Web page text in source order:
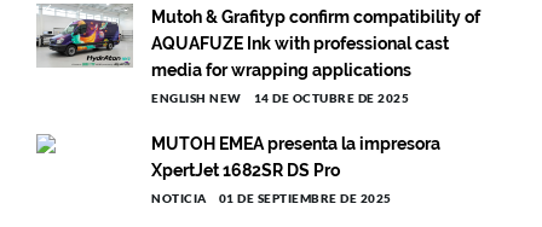
Mutoh & Grafityp confirm compatibility of
AQUAFUZE Ink with professional cast
media for wrapping applications
ENGLISH NEW 14 DE OCTUBRE DE 2025
MUTOH EMEA presenta la impresora
XpertJet 1682SR DS Pro
NOTICIA 01 DE SEPTIEMBRE DE 2025